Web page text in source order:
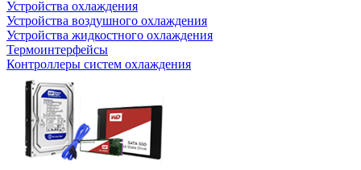
Устройства охлаждения
Устройства воздушного охлаждения
Устройства жидкостного охлаждения
Термоинтерфейсы
Контроллеры систем охлаждения